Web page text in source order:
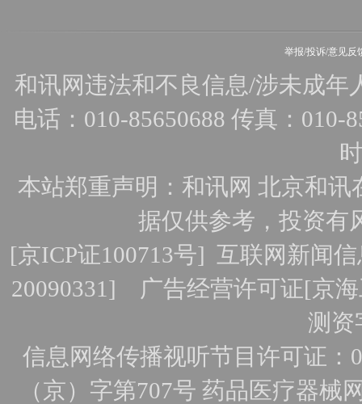
举报/投诉/意见反
和讯网违法和不良信息/涉未成年
电话：010-85650688 传真：010-
本站郑重声明：和讯网 北京和
据仅供参考，投资有
[京ICP证100713号]互联网新闻
20090331] 广告经营许可证[京
测资
信息网络传播视听节目许可证：
（京）字第707号 药品医疗器械